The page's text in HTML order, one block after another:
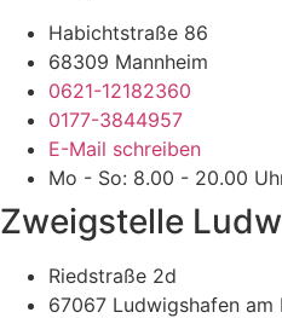
Habichtstraße 86
68309 Mannheim
0621-12182360
0177-3844957
E-Mail schreiben
Mo - So: 8.00 - 20.00
Zweigstelle
Riedstraße 2d
67067 Ludwigshafen am